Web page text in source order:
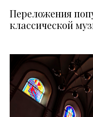
Переложения
классической